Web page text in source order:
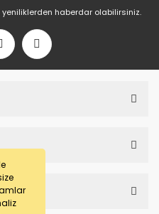
haberdar olabilirsiniz.